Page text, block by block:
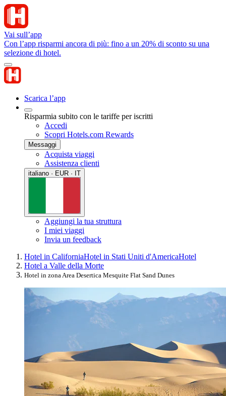
Vai sull’app
Con l’app risparmi ancora di più: fino a un 20% di sconto su una
selezione di hotel.
Scarica l’app
Risparmia subito con le tariffe per iscritti
Accedi
Scopri Hotels.com Rewards
Messaggi
Acquista viaggi
Assistenza clienti
italiano · EUR · IT
Aggiungi la tua struttura
I miei viaggi
Invia un feedback
Hotel in CaliforniaHotel in Stati Uniti d'AmericaHotel
Hotel a Valle della Morte
Hotel in zona Area Desertica Mesquite Flat Sand Dunes